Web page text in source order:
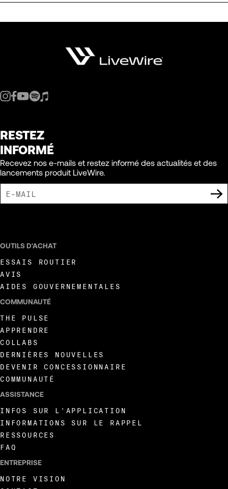
RESTEZ
INFORMÉ
Recevez nos e-mails et restez informé des actualités et des
lancements produit LiveWire.
OUTILS D'ACHAT
ESSAIS ROUTIER
AVIS
AIDES GOUVERNEMENTALES
COMMUNAUTÉ
THE PULSE
APPRENDRE
COLLABS
DERNIÈRES NOUVELLES
DEVENIR CONCESSIONNAIRE
COMMUNAUTÉ
ASSISTANCE
INFOS SUR L'APPLICATION
INFORMATIONS SUR LE RAPPEL
RESSOURCES
FAQ
ENTREPRISE
NOTRE VISION